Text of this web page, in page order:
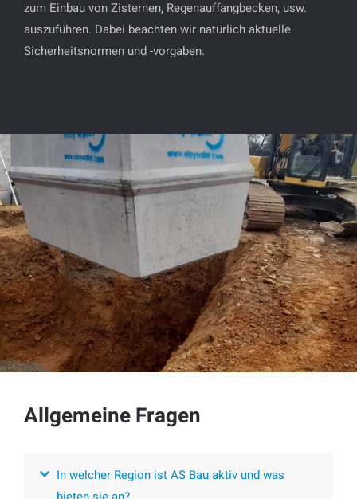
zum Einbau von Zisternen, Regenauffangbecken, usw.
auszuführen. Dabei beachten wir natürlich aktuelle
Sicherheitsnormen und -vorgaben.
Allgemeine Fragen
In welcher Region ist AS Bau aktiv und was